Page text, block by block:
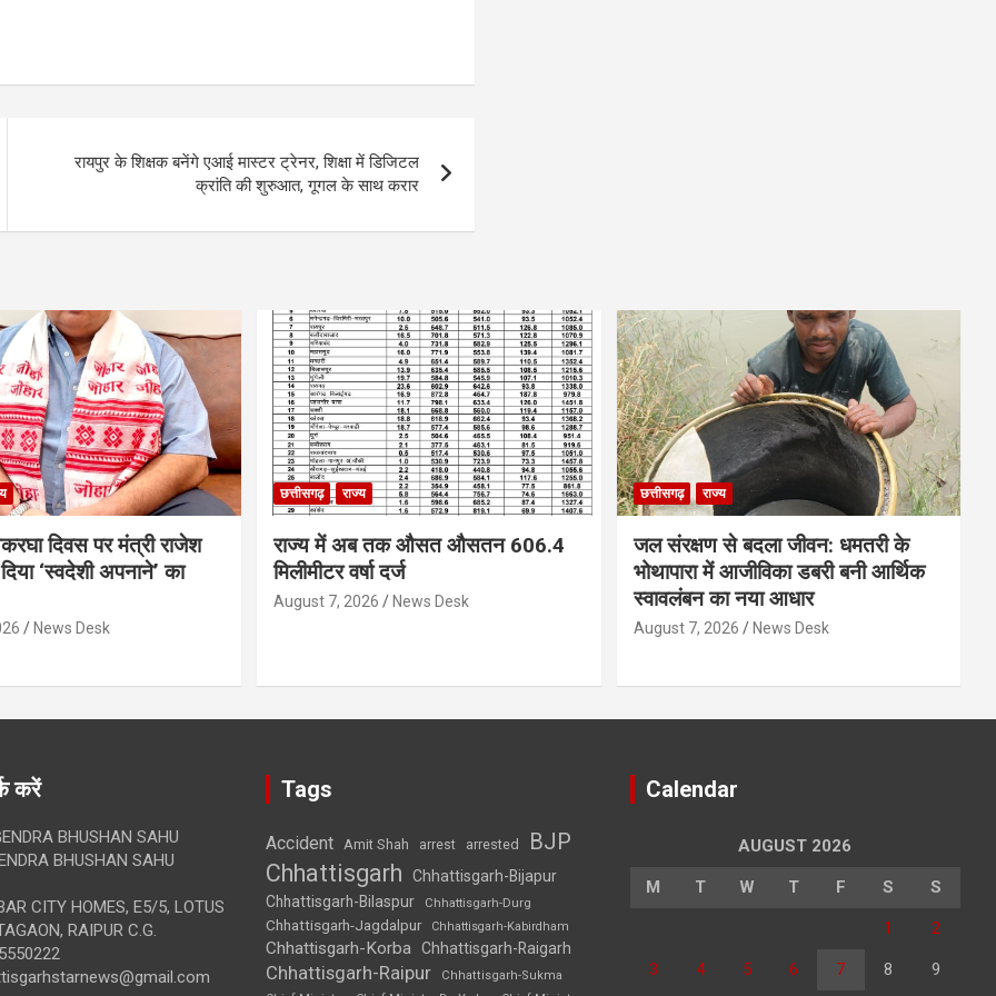
रायपुर के शिक्षक बनेंगे एआई मास्टर ट्रेनर, शिक्षा में डिजिटल
क्रांति की शुरुआत, गूगल के साथ करार
दिवस पर मंत्री राजेश
‘स्वदेशी अपनाने’ का
News Desk
छत्तीसगढ़ राज्य
राज्य में अब तक औसत औसतन 606.4
मिलीमीटर वर्षा दर्ज
August 7, 2026 News Desk
छत्तीसगढ़ राज्य
जल संरक्षण से बदला जीवन: धमतरी के
भोथापारा में आजीविका डबरी बनी आर्थिक
स्वावलंबन का नया आधार
August 7, 2026 News Desk
करें
BHUSHAN SAHU
BHUSHAN SAHU
CITY HOMES, E5/5, LOTUS
RAIPUR C.G.
Tags
Accident Amit Shah arrest arrested BJP
Chhattisgarh
Chhattisgarh-Bijapur
Chhattisgarh-Bilaspur
Chhattisgarh-Durg
Chhattisgarh-Jagdalpur Chhattisgarh-Kabirdham
Chhattisgarh-Korba Chhattisgarh-Raigarh
Chhattisgarh-Raipur
Chhattisgarh-Sukma
Calendar
AUGUST 2026
M T W T F S S
1 2
3 4 5 6 7 8 9